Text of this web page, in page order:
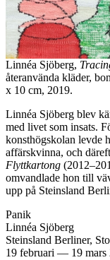
Linnéa Sjöberg,
återanvända kläder,
x 10 cm, 2019.
Linnéa Sjöberg blev
med livet som insats.
konsthögskolan levde
affärskvinna, och
Flyttkartong
omvandlade hon till
upp på Steinsland
Panik
Linnéa Sjöberg
Steinsland Berliner,
19 februari — 19 mars